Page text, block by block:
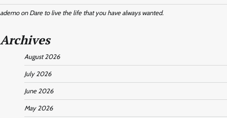
ademoon Dare to live the life that you have always wanted.
Archives
August 2026
July 2026
June 2026
May 2026